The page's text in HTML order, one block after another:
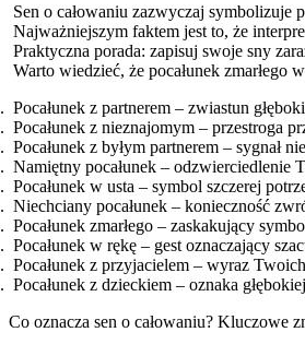
Sen o całowaniu zazwyczaj symbolizuje
Najważniejszym faktem jest to, że
Praktyczna porada: zapisuj swoje sny
Warto wiedzieć, że pocałunek zmarłego
Pocałunek z partnerem – zwiastun
Pocałunek z nieznajomym – przestroga
Pocałunek z byłym partnerem – sygnał
Namiętny pocałunek – odzwierciedlenie
Pocałunek w usta – symbol szczerej
Niechciany pocałunek – konieczność
Pocałunek zmarłego – zaskakujący
Pocałunek w rękę – gest oznaczający
Pocałunek z przyjacielem – wyraz
Pocałunek z dzieckiem – oznaka
Co oznacza sen o całowaniu? Kluczowe